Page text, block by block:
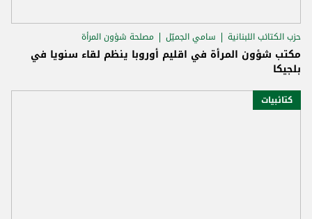
حزب الكتائب اللبنانية سامي الجميّل مصلحة شؤون المرأة
مكتب شؤون المرأة في اقليم أوروبا ينظم لقاء سنويا في
بلجيكا
كتائبيات